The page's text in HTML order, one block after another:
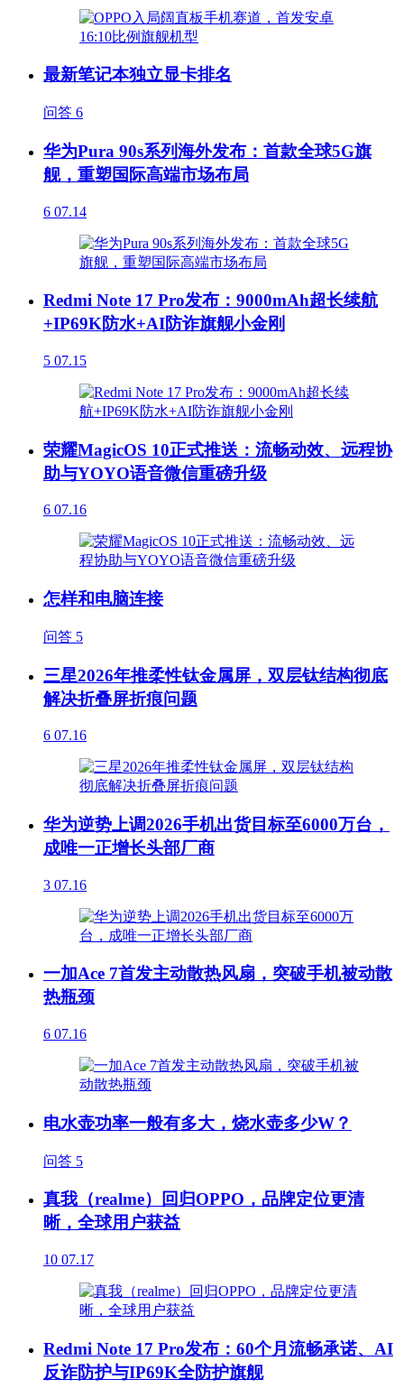
最新笔记本独立显卡排名
问答 6
华为Pura 90s系列海外发布：首款全球5G旗
舰，重塑国际高端市场布局
6 07.14
Redmi Note 17 Pro发布：9000mAh超长续航
+IP69K防水+AI防诈旗舰小金刚
5 07.15
荣耀MagicOS 10正式推送：流畅动效、远程协
助与YOYO语音微信重磅升级
6 07.16
怎样和电脑连接
问答 5
三星2026年推柔性钛金属屏，双层钛结构彻底
解决折叠屏折痕问题
6 07.16
华为逆势上调2026手机出货目标至6000万台，
成唯一正增长头部厂商
3 07.16
一加Ace 7首发主动散热风扇，突破手机被动散
热瓶颈
6 07.16
电水壶功率一般有多大，烧水壶多少W？
问答 5
真我（realme）回归OPPO，品牌定位更清
晰，全球用户获益
10 07.17
Redmi Note 17 Pro发布：60个月流畅承诺、AI
反诈防护与IP69K全防护旗舰